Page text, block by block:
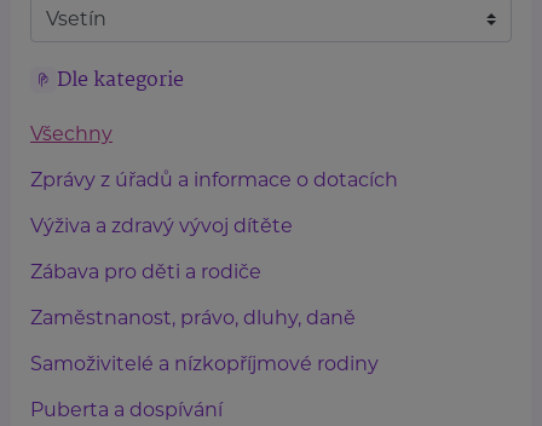
Dle kategorie
Všechny
Zprávy z úřadů a informace o dotacích
Výživa a zdravý vývoj dítěte
Zábava pro děti a rodiče
Zaměstnanost, právo, dluhy, daně
Samoživitelé a nízkopříjmové rodiny
Puberta a dospívání